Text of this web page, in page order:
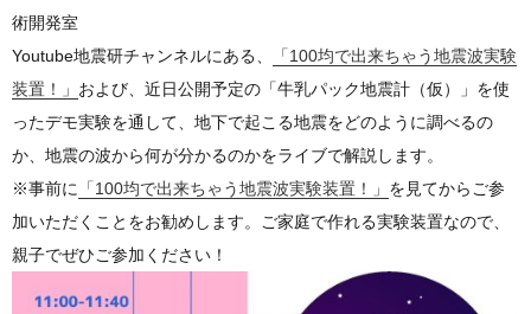
術開発室
Youtube地震研チャンネルにある、
「100均で出来ちゃう地震波実験
装置！」 および、近日公開予定の「牛乳パック地震計（仮）」を使
ったデモ実験を通して、地下で起こる地震をどのように調べるの
か、地震の波から何が分かるのかをライブで解説します。
※事前に
「100均で出来ちゃう地震波実験装置！」 を見てからご参
加いただくことをお勧めします。ご家庭で作れる実験装置なので、
親子でぜひご参加ください！